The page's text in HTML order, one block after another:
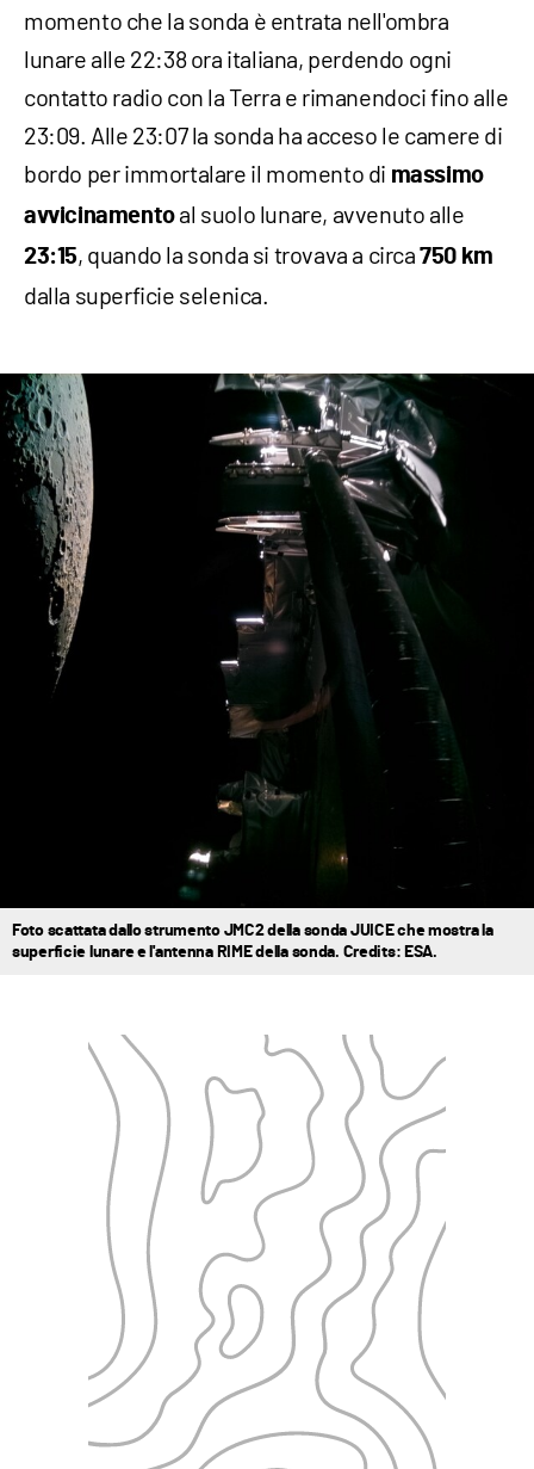
momento che la sonda è entrata nell'ombra
lunare alle 22:38 ora italiana, perdendo ogni
contatto radio con la Terra e rimanendoci fino alle
23:09. Alle 23:07 la sonda ha acceso le camere di
bordo per immortalare il momento di massimo
avvicinamentoal suolo lunare, avvenuto alle
23:15, quando la sonda si trovava a circa750 km
dalla superficie selenica.
Foto scattata dallo strumento JMC2 della sonda JUICE che mostra la
superficie lunare e l'antenna RIME della sonda. Credits: ESA.